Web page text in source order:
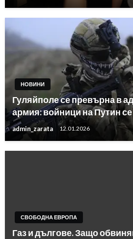
НОВИНИ
Гуляйполе се превърна в
армия: войници на Путин
admin_zarata 12.01.2026
СВОБОДНА ЕВРОПА
Газ и дългове. Защо